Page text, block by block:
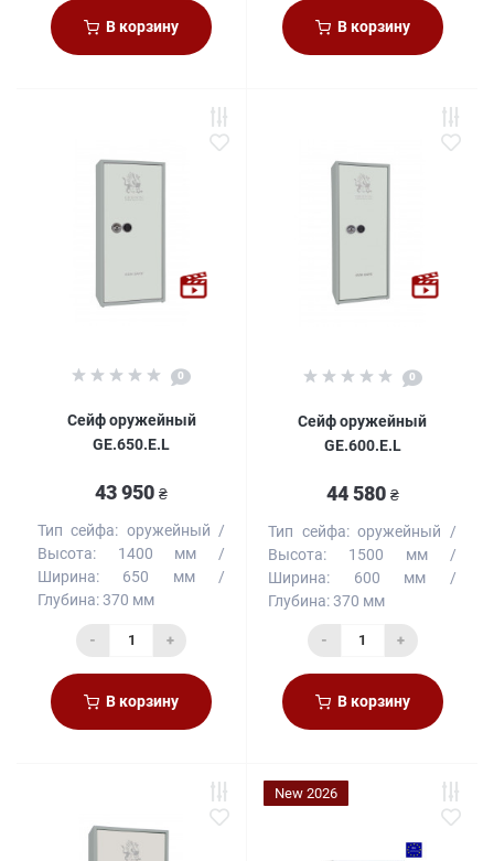
В корзину В корзину
0
Сейф оружейный
GE.650.E.L
43 950 ₴
Тип сейфа: оружейный
Высота:
1400 мм
Ширина:
650 мм
Глубина:370 мм
- +
В корзину
0
Сейф оружейный
GE.600.Е.L
44 580 ₴
Тип сейфа: оружейный
Высота:
1500 мм
Ширина:
600 мм
Глубина:370 мм
- +
В корзину
New 2026